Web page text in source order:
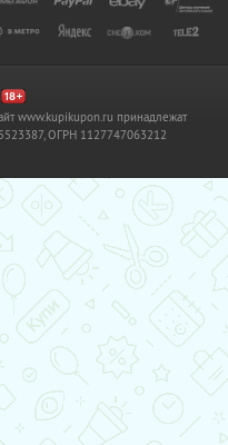
www.kupikupon.ru принадлежат
ОГРН 1127747063212